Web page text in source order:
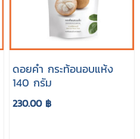
ดอยคำ กระท้อนอบแห้ง
140 กรัม
230.00 ฿